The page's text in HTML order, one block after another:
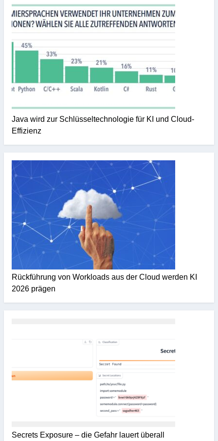
Java wird zur Schlüsseltechnologie für KI und Cloud-
Effizienz
Rückführung von Workloads aus der Cloud werden KI
2026 prägen
Secrets Exposure – die Gefahr lauert überall